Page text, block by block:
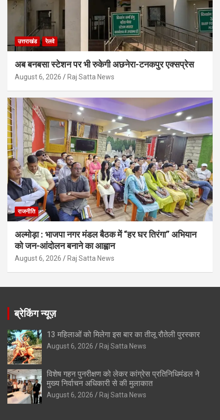
उत्तराखंड रेलवे
अब बनबसा स्टेशन पर भी रुकेगी अछनेरा-टनकपुर एक्सप्रेस
August 6, 2026 Raj Satta News
राजनीति
अल्मोड़ा : भाजपा नगर मंडल बैठक में “हर घर तिरंगा” अभियान
को जन-आंदोलन बनाने का आह्वान
August 6, 2026 Raj Satta News
ब्रेकिंग न्यूज़
13 महिलाओं को मिलेगा इस बार का तीलू रौतेली पुरस्कार
August 6, 2026 Raj Satta News
विशेष गहन पुनरीक्षण को लेकर कांग्रेस प्रतिनिधिमंडल ने
मुख्य निर्वाचन अधिकारी से की मुलाकात
August 6, 2026 Raj Satta News